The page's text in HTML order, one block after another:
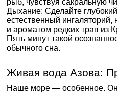
рыб, чувствуя сакральную
Дыхание: Сделайте
естественный
и ароматом редких трав из
Пять минут такой
обычного сна.
Живая вода Азова:
Наше море — особенное.